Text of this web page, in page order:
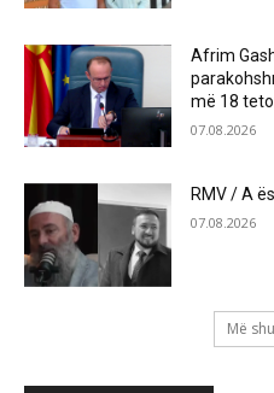
Afrim
më 18
07.08.2026
RMV / A
07.08.2026
Më